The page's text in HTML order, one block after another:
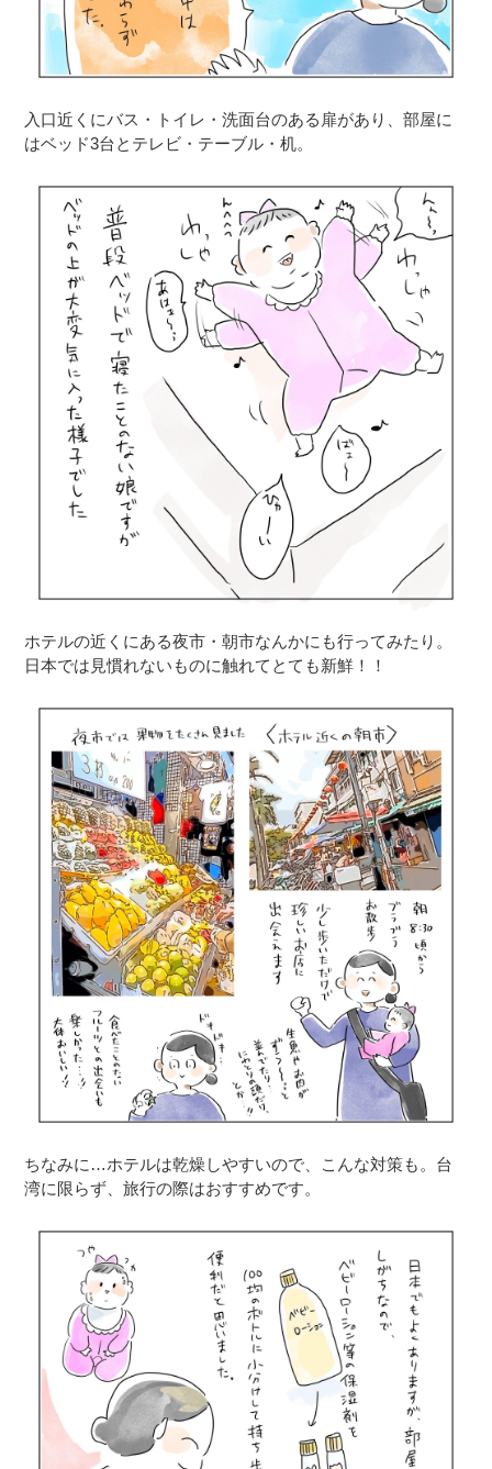
入口近くにバス・トイレ・洗面台のある扉があり、部屋に
はベッド3台とテレビ・テーブル・机。
ホテルの近くにある夜市・朝市なんかにも行ってみたり。
日本では見慣れないものに触れてとても新鮮！！
ちなみに…ホテルは乾燥しやすいので、こんな対策も。台
湾に限らず、旅行の際はおすすめです。